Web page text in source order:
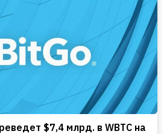
$7,4 млрд. в WBTC на